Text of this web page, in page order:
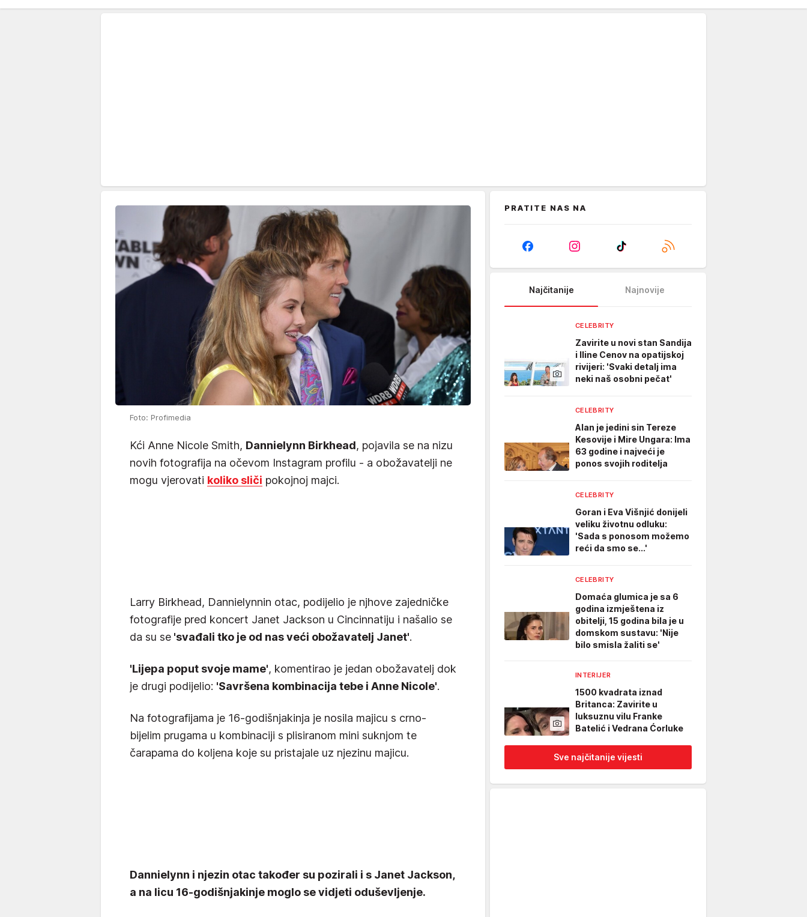
Foto: Profimedia
Kći Anne Nicole Smith, Dannielynn Birkhead, pojavila se na nizu
novih fotografija na očevom Instagram profilu - a obožavatelji ne
mogu vjerovati koliko sliči pokojnoj majci.
Larry Birkhead, Dannielynnin otac, podijelio je njhove zajedničke
fotografije pred koncert Janet Jackson u Cincinnatiju i našalio se
da su se 'svađali tko je od nas veći obožavatelj Janet'.
'Lijepa poput svoje mame', komentirao je jedan obožavatelj dok
je drugi podijelio: 'Savršena kombinacija tebe i Anne Nicole'.
Na fotografijama je 16-godišnjakinja je nosila majicu s crno-
bijelim prugama u kombinaciji s plisiranom mini suknjom te
čarapama do koljena koje su pristajale uz njezinu majicu.
Dannielynn i njezin otac također su pozirali i s Janet Jackson,
a na licu 16-godišnjakinje moglo se vidjeti oduševljenje.
PRATITE NAS NA
Najčitanije Najnovije
CELEBRITY
Zavirite u novi stan Sandija
i Iline Cenov na opatijskoj
rivijeri: 'Svaki detalj ima
neki naš osobni pečat'
CELEBRITY
Alan je jedini sin Tereze
Kesovije i Mire Ungara: Ima
63 godine i najveći je
ponos svojih roditelja
CELEBRITY
Goran i Eva Višnjić donijeli
veliku životnu odluku:
'Sada s ponosom možemo
reći da smo se...'
CELEBRITY
Domaća glumica je sa 6
godina izmještena iz
obitelji, 15 godina bila je u
domskom sustavu: 'Nije
bilo smisla žaliti se'
INTERIJER
1500 kvadrata iznad
Britanca: Zavirite u
luksuznu vilu Franke
Batelić i Vedrana Ćorluke
Sve najčitanije vijesti